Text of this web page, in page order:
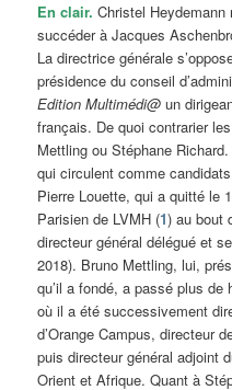
En clair. Christel Heydemann
succéder à Jacques
La directrice générale
présidence du conseil
Edition Multimédi@ un
français. De quoi contrarier
Mettling ou Stéphane
qui circulent comme
Pierre Louette, qui a quitté le
Parisien de LVMH (1) au bout
directeur général délégué et
2018). Bruno Mettling, lui,
qu’il a fondé, a passé plus
où il a été successivement
d’Orange Campus, directeur
puis directeur général adjoint
Orient et Afrique. Quant à